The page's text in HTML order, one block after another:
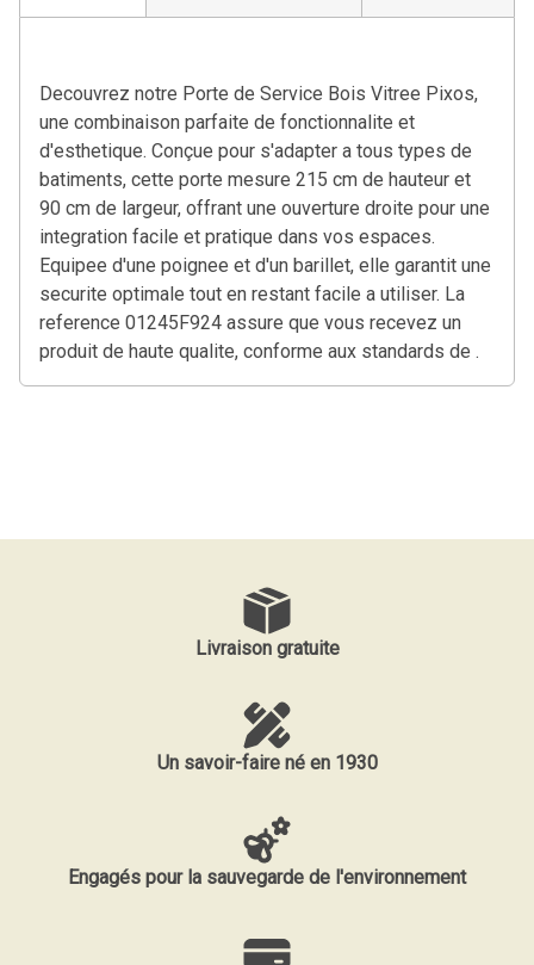
Decouvrez notre Porte de Service Bois Vitree Pixos,
une combinaison parfaite de fonctionnalite et
d'esthetique. Conçue pour s'adapter a tous types de
batiments, cette porte mesure 215 cm de hauteur et
90 cm de largeur, offrant une ouverture droite pour une
integration facile et pratique dans vos espaces.
Equipee d'une poignee et d'un barillet, elle garantit une
securite optimale tout en restant facile a utiliser. La
reference 01245F924 assure que vous recevez un
produit de haute qualite, conforme aux standards de .
Livraison gratuite
Un savoir-faire né en 1930
Engagés pour la sauvegarde de l'environnement